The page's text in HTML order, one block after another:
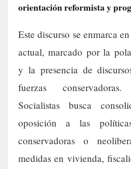
orientación reformista y
Este discurso se enmarca
actual, marcado por la
y la presencia de
fuerzas
Socialistas busca
oposición a las
conservadoras o
medidas en vivienda,